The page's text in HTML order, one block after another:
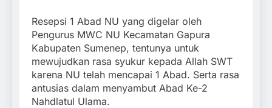
Resepsi 1 Abad NU yang digelar oleh
Pengurus MWC NU Kecamatan Gapura
Kabupaten Sumenep, tentunya untuk
mewujudkan rasa syukur kepada Allah SWT
karena NU telah mencapai 1 Abad. Serta rasa
antusias dalam menyambut Abad Ke-2
Nahdlatul Ulama.